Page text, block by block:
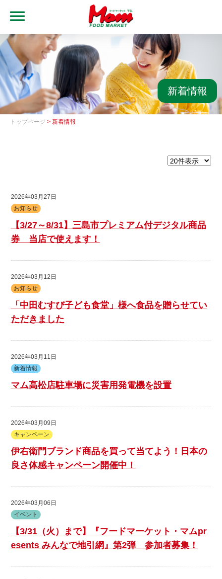
トップ
ブランド・店舗
マムアプリ
マムEdy
採用情報
レシピ集
出店用地募集
新着情報
トップページ > 新着情報
2026年03月27日
お知らせ
【3/27～8/31】三島市プレミアム付デジタル商品
券 当店で使えます！
2026年03月12日
お知らせ
「中田むすび子ども食堂」様へ食品を贈らせてい
ただきました
2026年03月11日
新着情報
マム高松店駐車場に災害用発電機を設置
2026年03月09日
キャンペーン
伊右衛門ブランド商品を買って当てよう！日本の
良さ体感キャンペーン開催中！
2026年03月06日
イベント
【3/31（火）まで】『フードマーケット・マムpr
esents みんなで地引網』第2弾 参加者募集！